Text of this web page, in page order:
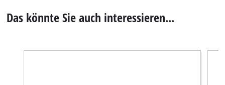
Das könnte Sie auch interessieren...